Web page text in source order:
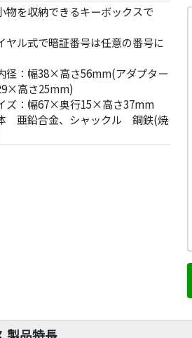
物を収納できるキーボックスで
ヤル式で暗証番号は任意の番号に
径：幅38×高さ56mm(アダプター
高さ25mm)
ズ：幅67×奥行15×高さ37mm
亜鉛合金、シャックル 銅鉄(焼